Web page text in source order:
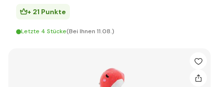
+ 21 Punkte
Letzte 4 Stücke(Bei Ihnen 11.08.)